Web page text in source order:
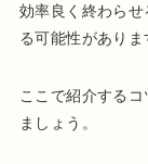
効率良く終わら
る可能性がありま
ここで紹介する
ましょう。